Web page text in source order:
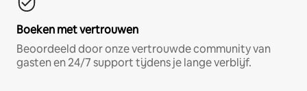
Boeken met vertrouwen
Beoordeeld door onze vertrouwde community van
gasten en 24/7 support tijdens je lange verblijf.